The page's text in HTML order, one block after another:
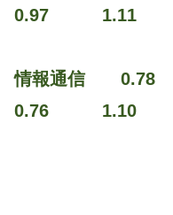
0.97 1.11
情報通信
0.76 1.10